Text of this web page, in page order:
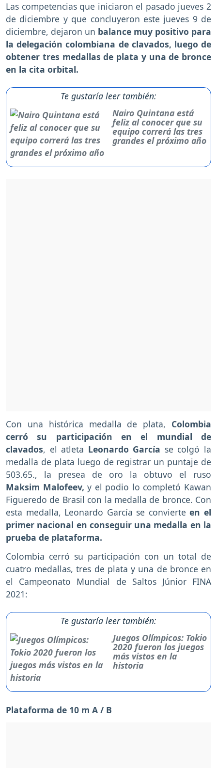
Las competencias que iniciaron el pasado jueves 2
de diciembre y que concluyeron este jueves 9 de
diciembre, dejaron un balance muy positivo para
la delegación colombiana de clavados, luego de
obtener tres medallas de plata y una de bronce
en la cita orbital.
Te gustaría leer también:
Nairo Quintana está
feliz al conocer que su
equipo correrá las tres
grandes el próximo año
Con una histórica medalla de plata, Colombia
cerró su participación en el mundial de
clavados, el atleta Leonardo García se colgó la
medalla de plata luego de registrar un puntaje de
503.65., la presea de oro la obtuvo el ruso
Maksim Malofeev, y el podio lo completó Kawan
Figueredo de Brasil con la medalla de bronce. Con
esta medalla, Leonardo García se convierteen el
primer nacional en conseguir una medalla en la
prueba de plataforma.
Colombia cerró su participación con un total de
cuatro medallas, tres de plata y una de bronce en
el Campeonato Mundial de Saltos Júnior FINA
2021:
Te gustaría leer también:
Juegos Olímpicos: Tokio
2020 fueron los juegos
más vistos en la
historia
Plataforma de 10 m A / B